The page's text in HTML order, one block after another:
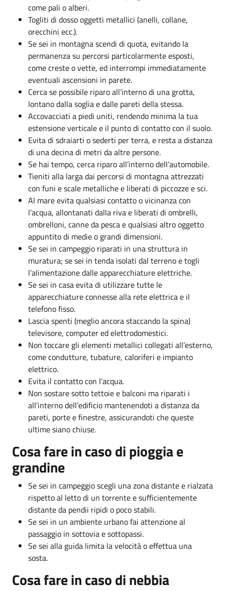
come pali o alberi.
Togliti di dosso oggetti metallici (anelli, collane,
orecchini ecc.).
Se sei in montagna scendi di quota, evitando la
permanenza su percorsi particolarmente esposti,
come creste o vette, ed interrompi immediatamente
eventuali ascensioni in parete.
Cerca se possibile riparo all’interno di una grotta,
lontano dalla soglia e dalle pareti della stessa.
Accovacciati a piedi uniti, rendendo minima la tua
estensione verticale e il punto di contatto con il suolo.
Evita di sdraiarti o sederti per terra, e resta a distanza
di una decina di metri da altre persone.
Se hai tempo, cerca riparo all’interno dell’automobile.
Tieniti alla larga dai percorsi di montagna attrezzati
con funi e scale metalliche e liberati di piccozze e sci.
Al mare evita qualsiasi contatto o vicinanza con
l’acqua, allontanati dalla riva e liberati di ombrelli,
ombrelloni, canne da pesca e qualsiasi altro oggetto
appuntito di medie o grandi dimensioni.
Se sei in campeggio riparati in una struttura in
muratura; se sei in tenda isolati dal terreno e togli
l’alimentazione dalle apparecchiature elettriche.
Se sei in casa evita di utilizzare tutte le
apparecchiature connesse alla rete elettrica e il
telefono fisso.
Lascia spenti (meglio ancora staccando la spina)
televisore, computer ed elettrodomestici.
Non toccare gli elementi metallici collegati all’esterno,
come condutture, tubature, caloriferi e impianto
elettrico.
Evita il contatto con l’acqua.
Non sostare sotto tettoie e balconi ma riparati i
all’interno dell’edificio mantenendoti a distanza da
pareti, porte e finestre, assicurandoti che queste
ultime siano chiuse.
Cosa fare in caso di pioggia e
grandine
Se sei in campeggio scegli una zona distante e rialzata
rispetto al letto di un torrente e sufficientemente
distante da pendii ripidi o poco stabili.
Se sei in un ambiente urbano fai attenzione al
passaggio in sottovia e sottopassi.
Se sei alla guida limita la velocità o effettua una
sosta.
Cosa fare in caso di nebbia